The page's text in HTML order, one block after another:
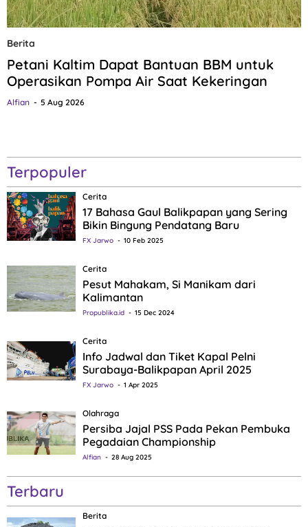
Berita
Petani Kaltim Dapat Bantuan BBM untuk
Operasikan Pompa Air Saat Kekeringan
Alfian 5 Aug 2026
Terpopuler
Cerita
17 Bahasa Gaul Balikpapan yang Sering
Bikin Bingung Pendatang Baru
FX Jarwo 10 Feb 2025
Cerita
Pesut Mahakam, Si Manikam dari
Kalimantan
Propublika.id 15 Dec 2024
Cerita
Info Jadwal dan Tiket Kapal Pelni
Surabaya-Balikpapan April 2025
FX Jarwo 1 Apr 2025
Olahraga
Persiba Jajal PSS Pada Pekan Pembuka
Pegadaian Championship
Alfian 28 Aug 2025
Terbaru
Berita